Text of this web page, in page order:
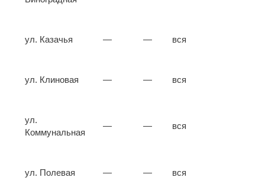
ул. Казачья — — вся
ул. Клиновая — — вся
ул.
Коммунальная
— — вся
ул. Полевая — — вся